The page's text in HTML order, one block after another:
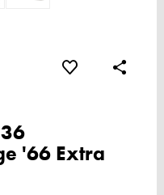
'66 Extra